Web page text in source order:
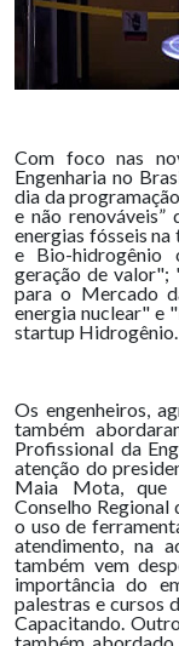
Com foco nas
Engenharia no
dia da
e não
energias fósseis
e Bio-hidrogênio
geração de valor";
para o Mercado
energia nuclear" e
startup Hidrogênio.
Os engenheiros,
também
Profissional da
atenção do
Maia Mota, que
Conselho Regional
o uso de
atendimento, na
também vem
importância do
palestras e cursos
Capacitando.